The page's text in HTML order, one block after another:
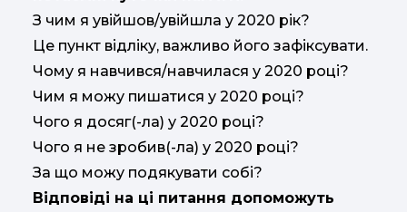
З чим я увійшов/увійшла у 2020 рік?
Це пункт відліку, важливо його зафіксувати.
Чому я навчився/навчилася у 2020 році?
Чим я можу пишатися у 2020 році?
Чого я досяг(-ла) у 2020 році?
Чого я не зробив(-ла) у 2020 році?
За що можу подякувати собі?
Відповіді на ці питання допоможуть